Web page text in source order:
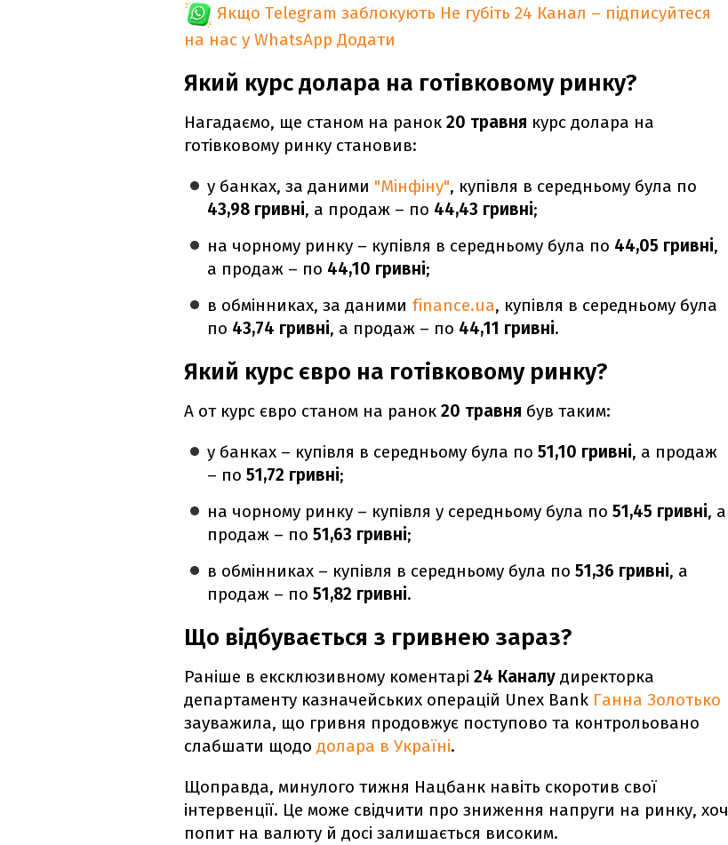
Якщо Telegram заблокують Не губіть 24 Канал – підписуйтеся
на нас у WhatsApp Додати
Який курс долара на готівковому ринку?
Нагадаємо, ще станом на ранок 20 травня курс долара на
готівковому ринку становив:
у банках, за даними "Мінфіну", купівля в середньому була по
43,98 гривні, а продаж – по 44,43 гривні;
на чорному ринку – купівля в середньому була по 44,05 гривні,
а продаж – по 44,10 гривні;
в обмінниках, за даними finance.ua, купівля в середньому була
по 43,74 гривні, а продаж – по 44,11 гривні.
Який курс євро на готівковому ринку?
А от курс євро станом на ранок 20 травня був таким:
у банках – купівля в середньому була по51,10 гривні, а продаж
– по51,72 гривні;
на чорному ринку – купівля у середньому була по51,45 гривні, а
продаж – по51,63 гривні;
в обмінниках – купівля в середньому була по51,36 гривні, а
продаж – по51,82 гривні.
Що відбувається з гривнею зараз?
Раніше в ексклюзивному коментарі 24 Каналу директорка
департаменту казначейських операцій Unex Bank Ганна Золотько
зауважила, що гривня продовжує поступово та контрольовано
слабшати щодо долара в Україні.
Щоправда, минулого тижня Нацбанк навіть скоротив свої
інтервенції. Це може свідчити про зниження напруги на ринку, хоч
попит на валюту й досі залишається високим.